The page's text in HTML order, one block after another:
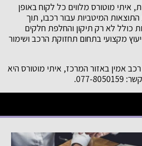
איתי מוטורס מלווים כל לקוח באופן
המיטביות עבור רכבו, תוך
כולל לא רק תיקון והחלפת חלקים
מקצועי בתחום תחזוקת הרכב ושימור
אמין באזור המרכז, איתי מוטורס היא